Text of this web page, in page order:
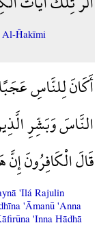
Al-Ĥakīmi
أَكَانَ لِلنَّاسِ
النَّاسَ وَبَشِّرِ
قَالَ الْكَافِرُونَ
'Ilá Rajulin
'Āmanū 'Anna
'Inna Hādhā